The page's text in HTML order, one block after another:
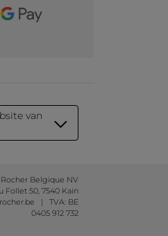
van
Belgique NV
Follet 50, 7540 Kain
| TVA: BE
0405 912 732